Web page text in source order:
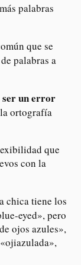
palabras
que se
palabras a
ser un error
ortografía
que
con la
chica tiene los
eyed», pero
ojos azules»,